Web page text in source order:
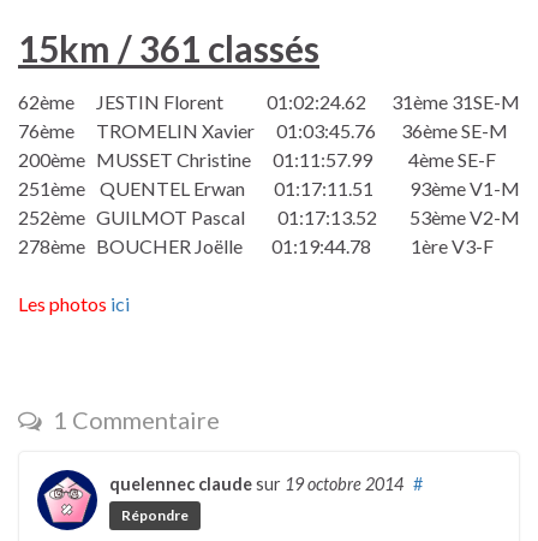
15km / 361 classés
62ème JESTIN Florent 01:02:24.62 31ème 31SE-M
76ème TROMELIN Xavier 01:03:45.76 36ème SE-M
200ème MUSSET Christine 01:11:57.99 4ème SE-F
251ème QUENTEL Erwan 01:17:11.51 93ème V1-M
252ème GUILMOT Pascal 01:17:13.52 53ème V2-M
278ème BOUCHER Joëlle 01:19:44.78 1ère V3-F
Les photos ici
1 Commentaire
quelennec claudesur 19 octobre 2014 #
Répondre